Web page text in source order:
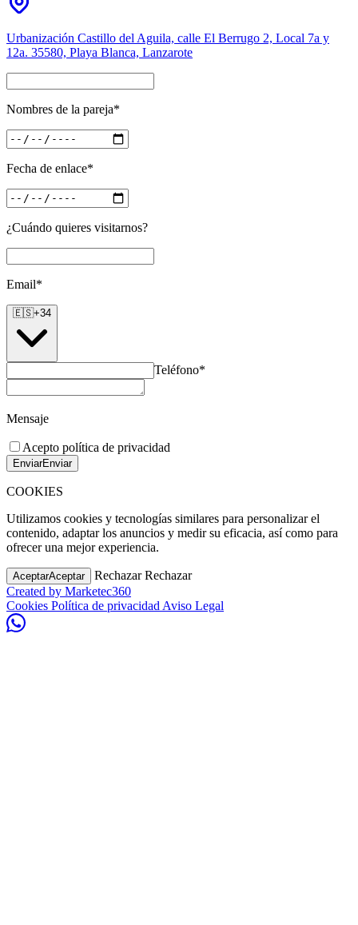
Urbanización Castillo del Aguila, calle El Berrugo 2, Local 7a y
12a. 35580, Playa Blanca, Lanzarote
Nombres de la pareja*
Fecha de enlace*
¿Cuándo quieres visitarnos?
Email*
🇪🇸+34
Teléfono*
Mensaje
Acepto política de privacidad
EnviarEnviar
COOKIES
Utilizamos cookies y tecnologías similares para personalizar el
contenido, adaptar los anuncios y medir su eficacia, así como para
ofrecer una mejor experiencia.
AceptarAceptar Rechazar Rechazar
Created by Marketec360
Cookies Política de privacidad Aviso Legal